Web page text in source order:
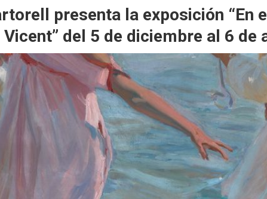
presenta la exposición “En
del 5 de diciembre al 6 de